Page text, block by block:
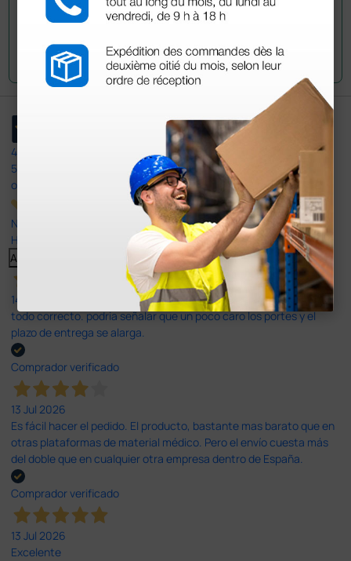
Envía tu pregunta
4,4
597
opiniones
Nuestras reseñas de 4 y 5 estrellas.
Haga clic aquí para leerlos todos >
Anterior
14 Jul 2026
todo correcto. podria señalar que un poco caro los portes y el
plazo de entrega se alarga.
Comprador verificado
13 Jul 2026
Es fácil hacer el pedido. El producto, bastante mas barato que en
otras plataformas de material médico. Pero el envío cuesta más
del doble que en cualquier otra empresa dentro de España.
Comprador verificado
13 Jul 2026
Excelente